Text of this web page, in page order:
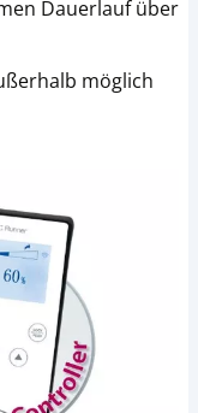
Dauerlauf über
möglich